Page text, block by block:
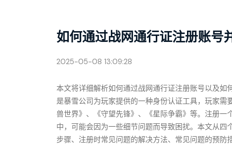
如何通过战网通行证注册账号
2025-05-08 13:09:28
本文将详细解析如何通过战网通行证注册账号以及
是暴雪公司为玩家提供的一种身份认证工具，玩家
兽世界》、《守望先锋》、《星际争霸》等。注册
中，可能会因为一些细节问题而导致困扰。本文从
步骤、注册时常见问题的解决方法、常见问题的预防